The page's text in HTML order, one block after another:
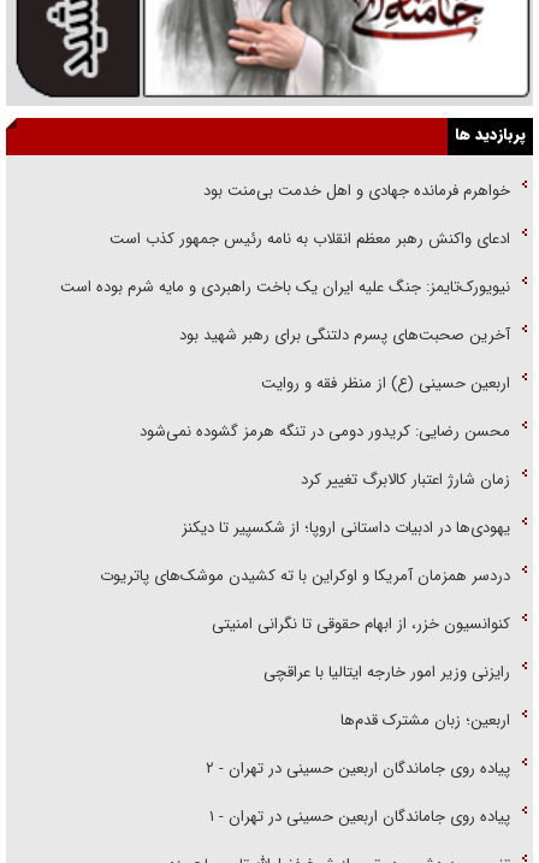
پربازدید ها
خواهرم فرمانده جهادی و اهل خدمت بی‌منت بود
ادعای واکنش رهبر معظم انقلاب به نامه رئیس جمهور کذب است
نیویورک‌تایمز: جنگ علیه ایران یک باخت راهبردی و مایه شرم بوده است
آخرین صحبت‌های پسرم دلتنگی برای رهبر شهید بود
اربعین حسینی (ع) از منظر فقه و روایت
محسن رضایی: کریدور دومی در تنگه هرمز گشوده نمی‌شود
زمان شارژ اعتبار کالابرگ تغییر کرد
یهودی‌ها در ادبیات داستانی اروپا؛ از شکسپیر تا دیکنز
دردسر همزمان آمریکا و اوکراین با ته کشیدن موشک‌های پاتریوت
کنوانسیون خزر، از ابهام حقوقی تا نگرانی امنیتی
رایزنی وزیر امور خارجه ایتالیا با عراقچی
اربعین؛ زبان مشترک قدم‌ها
پیاده روی جاماندگان اربعین حسینی در تهران - ۲
پیاده روی جاماندگان اربعین حسینی در تهران - ۱